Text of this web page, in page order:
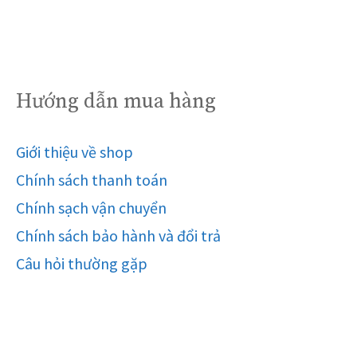
Hướng dẫn mua hàng
Giới thiệu về shop
Chính sách thanh toán
Chính sạch vận chuyển
Chính sách bảo hành và đổi trả
Câu hỏi thường gặp